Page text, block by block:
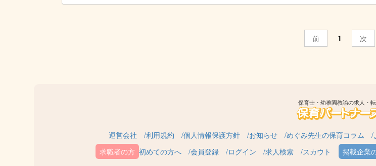
前 1 次
保育士・幼稚園教諭の求人・
運営会社 利用規約 個人情報保護方針 お知らせ めぐみ先生の保育コラム
初めての方へ
会員登録 ログイン 求人検索 スカウト